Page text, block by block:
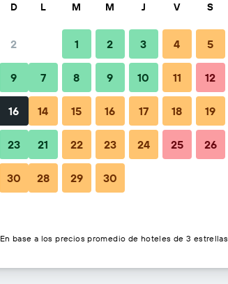
Total noche
$127
$127
D
2
9
16
23
30
L M M J V S
1 2 3 4 5
7 8 9 10 11 12
14 15 16 17 18 19
21 22 23 24 25 26
28 29 30
En base a los precios promedio de hoteles de 3 estrellas